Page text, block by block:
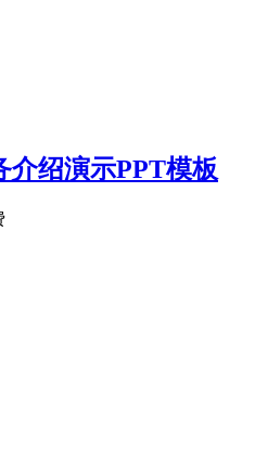
介绍演示PPT模板